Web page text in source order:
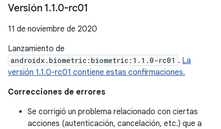
Versión 1.1.0-rc01
11 de noviembre de 2020
Lanzamiento de
androidx.biometric:biometric:1.1.0-rc01 . La
versión 1.1.0-rc01 contiene estas confirmaciones.
Correcciones de errores
Se corrigió un problema relacionado con ciertas
acciones (autenticación, cancelación, etc.) que a